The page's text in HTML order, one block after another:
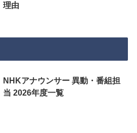
理由
NHKアナウンサー 異動・番組担
当 2026年度一覧